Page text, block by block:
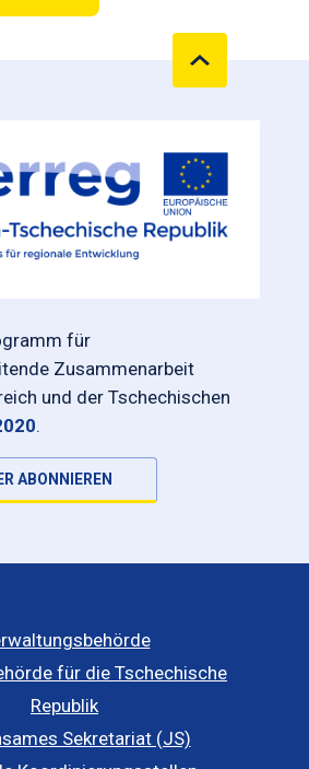
für
Zusammenarbeit
und der Tschechischen
.
ABONNIEREN
für die Tschechische
Republik
Sekretariat (JS)